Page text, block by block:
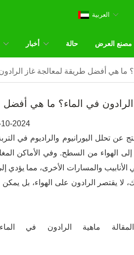
أخبار حالة مصنع العرض
العربية
ما هي أفضل طريقة لمعالجة غاز
في الماء؟ ما هي أفضل
2024
عن تحلل اليورانيوم والراديوم في
الهواء من السطح. وفي الأماكن
والمسارات الأخرى، مما يؤدي
يقتصر الرادون على الهواء، بل يمكن
ماهية الرادون في